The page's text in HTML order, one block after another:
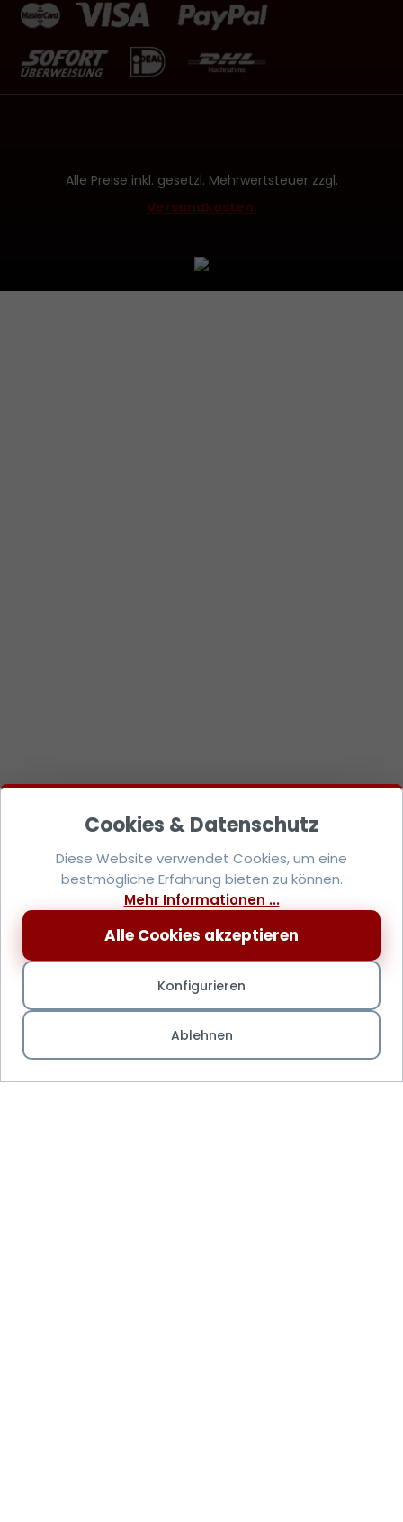
Alle Preise inkl. gesetzl. Mehrwertsteuer zzgl.
Versandkosten.
Diese Website verwendet Cookies, um eine
bestmögliche Erfahrung bieten zu können.
Mehr Informationen ...
Ablehnen
Konfigurieren
Alle Cookies akzeptieren